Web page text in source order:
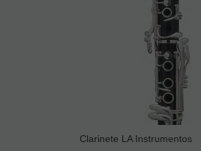
Clarinete LA Instrumentos